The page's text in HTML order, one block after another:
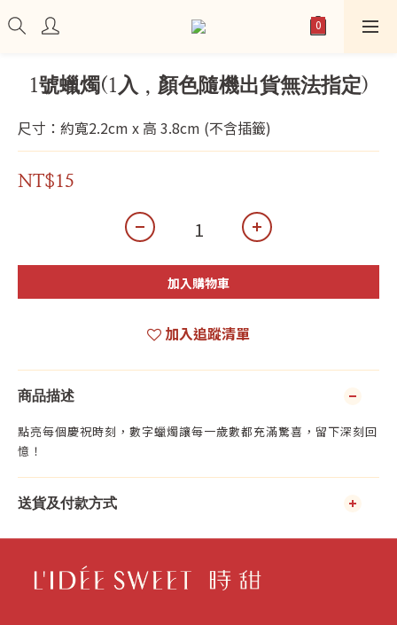
1號蠟燭(1入，顏色隨機出貨無法指定)
尺寸：約寬2.2cm x 高 3.8cm (不含插籤)
NT$15
加入購物車
加入追蹤清單
商品描述
點亮每個慶祝時刻，數字蠟燭讓每一歲數都充滿驚喜，留下深刻回
憶！
送貨及付款方式